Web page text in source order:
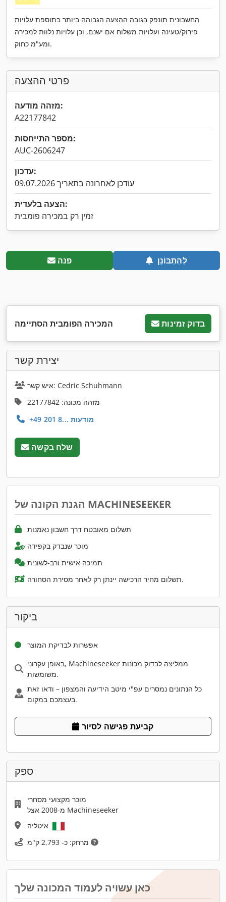
החשבונית תונפק בגובה ההצעה הגבוהה ביותר בתוספת עלויות
פירוק/טעינה ועלויות משלוח אם ישנם, וכן עלויות נלוות למכירה
ומע"מ כחוק.
פרטי ההצעה
מזהה מודעה:
A22177842
מספר התייחסות:
AUC-2606247
עדכון:
עודכן לאחרונה בתאריך 09.07.2026
הצעה בלעדית:
זמין רק במכירה פומבית
פנה לְהִתְבּוֹנֵן
המכירה הפומבית הסתיימה בדוק זמינות
יצירת קשר
איש קשר: Cedric Schuhmann
מזהה מכונה: 22177842
+49 201 8... מודעות
שלח בקשה
הגנת הקונה של MACHINESEEKER
תשלום מאובטח דרך חשבון נאמנות
מוכר שנבדק בקפידה
תמיכה אישית ורב-לשונית
תשלום מחיר הרכישה יינתן רק לאחר מסירת הסחורה.
ביקור
אפשרות לבדיקת המוצר
באופן עקרוני, Machineseeker ממליצה לבדוק מכונות
משומשות.
כל הנתונים נמסרים עפ"י מיטב הידיעה והמצפון – ודאו זאת
בעצמכם במקום.
קביעת פגישה לסיור
ספק
מוכר מקצועי מסחרי
מ-2008 אצל Machineseeker
כאן עשויה לעמוד המכונה שלך